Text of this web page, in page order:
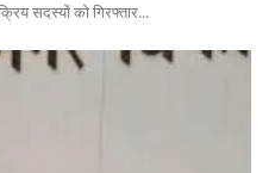
सदस्यों को गिरफ्तार...